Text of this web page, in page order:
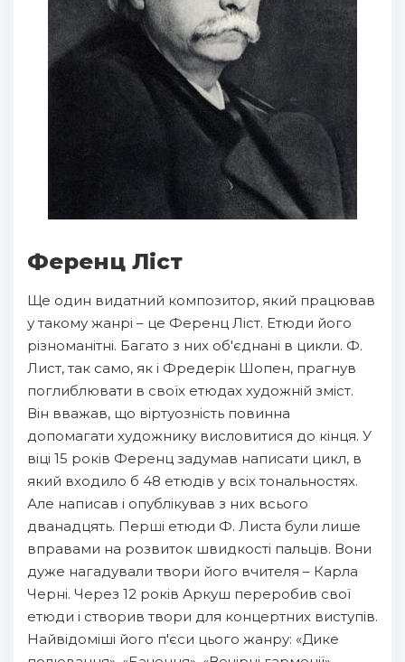
Ференц Ліст
Ще один видатний композитор, який працював
у такому жанрі – це Ференц Ліст. Етюди його
різноманітні. Багато з них об'єднані в цикли. Ф.
Лист, так само, як і Фредерік Шопен, прагнув
поглиблювати в своїх етюдах художній зміст.
Він вважав, що віртуозність повинна
допомагати художнику висловитися до кінця. У
віці 15 років Ференц задумав написати цикл, в
який входило б 48 етюдів у всіх тональностях.
Але написав і опублікував з них всього
дванадцять. Перші етюди Ф. Листа були лише
вправами на розвиток швидкості пальців. Вони
дуже нагадували твори його вчителя – Карла
Черні. Через 12 років Аркуш переробив свої
етюди і створив твори для концертних виступів.
Найвідоміші його п'єси цього жанру: «Дике